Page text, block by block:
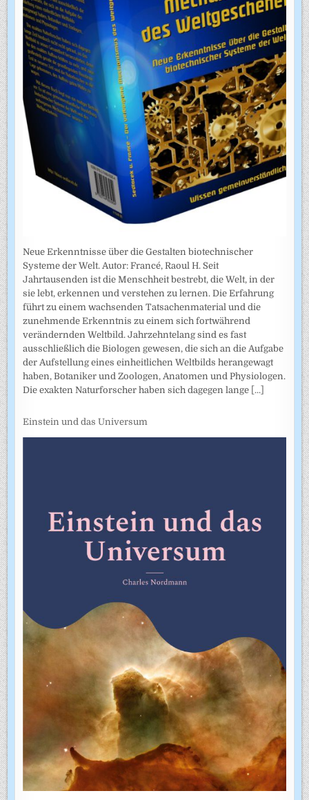
Neue Erkenntnisse über die Gestalten biotechnischer
Systeme der Welt. Autor: Francé, Raoul H. Seit
Jahrtausenden ist die Menschheit bestrebt, die Welt, in der
sie lebt, erkennen und verstehen zu lernen. Die Erfahrung
führt zu einem wachsenden Tatsachenmaterial und die
zunehmende Erkenntnis zu einem sich fortwährend
verändernden Weltbild. Jahrzehntelang sind es fast
ausschließlich die Biologen gewesen, die sich an die Aufgabe
der Aufstellung eines einheitlichen Weltbilds herangewagt
haben, Botaniker und Zoologen, Anatomen und Physiologen.
Die exakten Naturforscher haben sich dagegen lange [...]
Einstein und das Universum